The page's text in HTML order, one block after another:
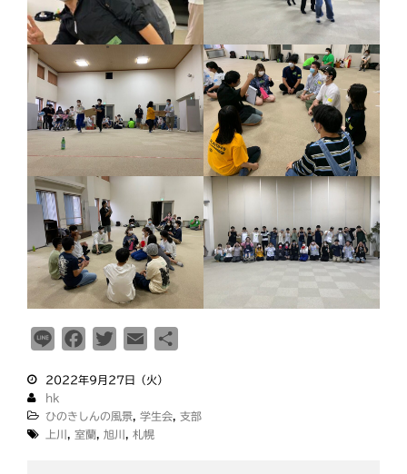
n
e
c
e
b
i
t
t
a
i
l
2022年9月27日（火）
hk
ひのきしんの風景
学生会
支部
上川
室蘭 旭川 札幌